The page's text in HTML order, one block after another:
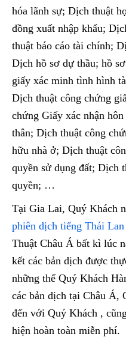
hóa lãnh sự; Dịch thuật
đồng xuất nhập khẩu;
thuật báo cáo tài chính;
Dịch hồ sơ dự thầu; hồ
giấy xác minh tình hình
Dịch thuật công chứng
chứng Giấy xác nhận
thân; Dịch thuật công
hữu nhà ở; Dịch thuật
quyền sử dụng đất; Dịch
quyền; …
Tại Gia Lai, Quý Khách
phiên dịch tiếng Thái Lan
Thuật Châu Á bất kì lúc
kết các bản dịch được
những thế Quý Khách
các bản dịch tại Châu Á,
đến với Quý Khách ,
hiện hoàn toàn miễn phí.